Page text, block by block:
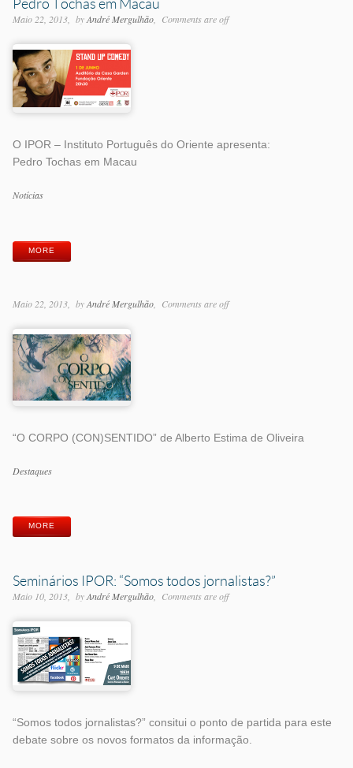
Maio 22, 2013 byAndré Mergulhão Comments are off
O IPOR – Instituto Português do Oriente apresenta:
Pedro Tochas em Macau
Categorias
Notícias
MORE
Maio 22, 2013 byAndré Mergulhão Comments are off
“O CORPO (CON)SENTIDO” de Alberto Estima de Oliveira
Categorias
Destaques
MORE
Seminários IPOR: “Somos todos jornalistas?”
Maio 10, 2013 byAndré Mergulhão Comments are off
“Somos todos jornalistas?” consitui o ponto de partida para este
debate sobre os novos formatos da informação.